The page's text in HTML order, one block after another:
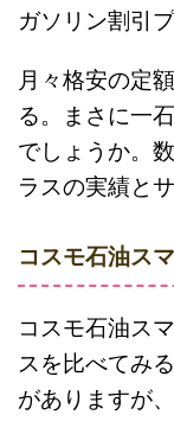
ガソリン割引
月々格安の定
る。まさに一
でしょうか。
ラスの実績と
コスモ石油ス
コスモ石油ス
スを比べてみ
がありますが、